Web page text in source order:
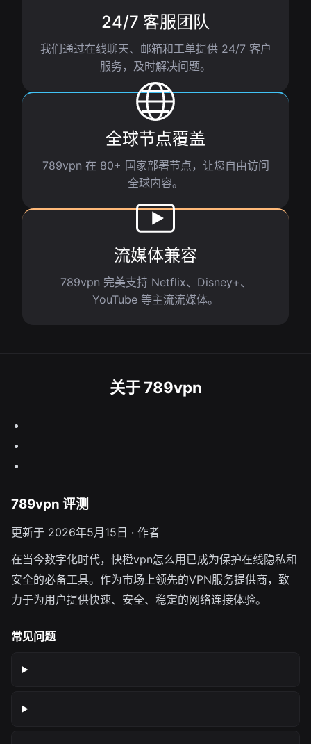
24/7 客服团队
我们通过在线聊天、邮箱和工单提供 24/7 客户
服务，及时解决问题。
全球节点覆盖
789vpn 在 80+ 国家部署节点，让您自由访问
全球内容。
流媒体兼容
789vpn 完美支持 Netflix、Disney+、
YouTube 等主流流媒体。
关于 789vpn
789vpn 评测
更新于 2026年5月15日 · 作者
在当今数字化时代，快橙vpn怎么用已成为保护在线隐私和
安全的必备工具。作为市场上领先的VPN服务提供商，致
力于为用户提供快速、安全、稳定的网络连接体验。
常见问题